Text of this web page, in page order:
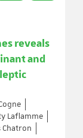
reveals
and
Laflamme
Chatron